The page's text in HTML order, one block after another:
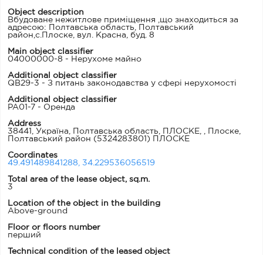
Object description
Вбудоване нежитлове приміщення ,що знаходиться за
адресою: Полтавська область, Полтавський
район,с.Плоске, вул. Красна, буд. 8
Main object classifier
04000000-8 - Нерухоме майно
Additional object classifier
QB29-3 - З питань законодавства у сфері нерухомості
Additional object classifier
PA01-7 - Оренда
Address
38441, Україна, Полтавська область, ПЛОСКЕ, , Плоске,
Полтавський район (5324283801) ПЛОСКЕ
Coordinates
49.491489841288, 34.229536056519
Total area of the lease object, sq.m.
3
Location of the object in the building
Above-ground
Floor or floors number
перший
Technical condition of the leased object